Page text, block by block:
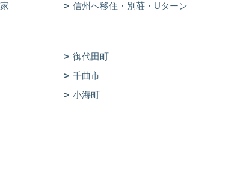
信州へ移住・別荘・Uターン
御代田町
千曲市
小海町